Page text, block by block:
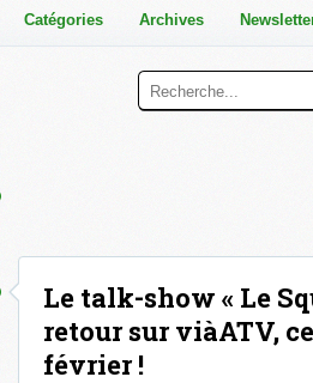
Catégories Archives
Le talk-show « Le
retour sur viàATV,
février !